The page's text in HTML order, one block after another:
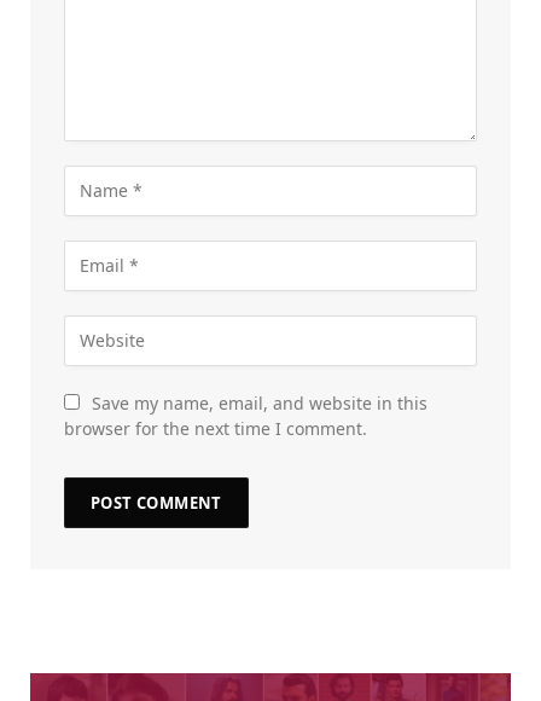
Save my name, email, and website in this
browser for the next time I comment.